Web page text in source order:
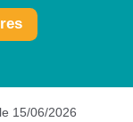
15/06/2026